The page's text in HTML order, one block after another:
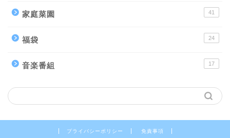
家庭菜園 41
福袋 24
音楽番組 17
プライバシーポリシー 免責事項